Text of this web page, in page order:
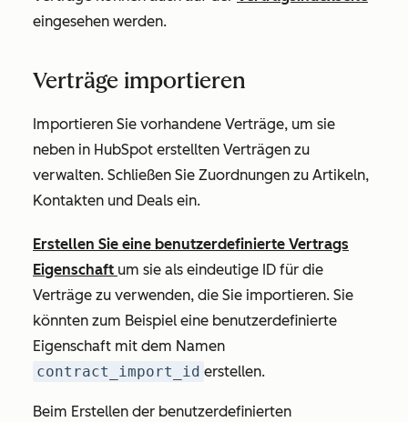
eingesehen werden.
Verträge importieren
Importieren Sie vorhandene Verträge, um sie
neben in HubSpot erstellten Verträgen zu
verwalten. Schließen Sie Zuordnungen zu Artikeln,
Kontakten und Deals ein.
Erstellen Sie eine benutzerdefinierte Vertrags
Eigenschaft um sie als eindeutige ID für die
Verträge zu verwenden, die Sie importieren. Sie
könnten zum Beispiel eine benutzerdefinierte
Eigenschaft mit dem Namen
contract_import_id erstellen.
Beim Erstellen der benutzerdefinierten